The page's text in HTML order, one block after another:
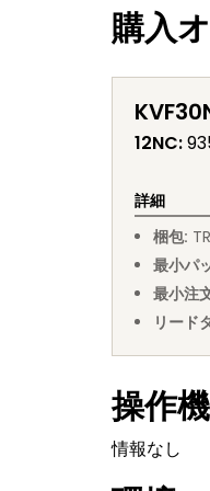
購入
12NC:
詳細
梱包:
最小パ
最小注
リード
操作
情報なし